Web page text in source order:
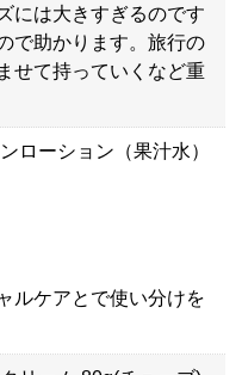
には大きすぎるのです
で助かります。旅行の
せて持っていくなど重
ローション（果汁水）
ルケアとで使い分けを